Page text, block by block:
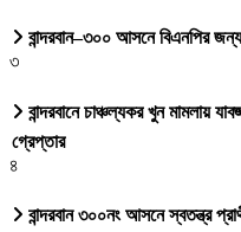
বান্দরবান–৩০০ আসনে বিএনপির
৩
বান্দরবানে চাঞ্চল্যকর খুন মামলায়
গ্রেপ্তার
৪
বান্দরবান ৩০০নং আসনে স্বতন্ত্র